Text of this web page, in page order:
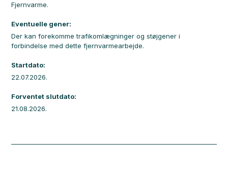
Fjernvarme.
Eventuelle gener:
Der kan forekomme trafikomlægninger og støjgener i
forbindelse med dette fjernvarmearbejde.
Startdato:
22.07.2026.
Forventet slutdato:
21.08.2026.